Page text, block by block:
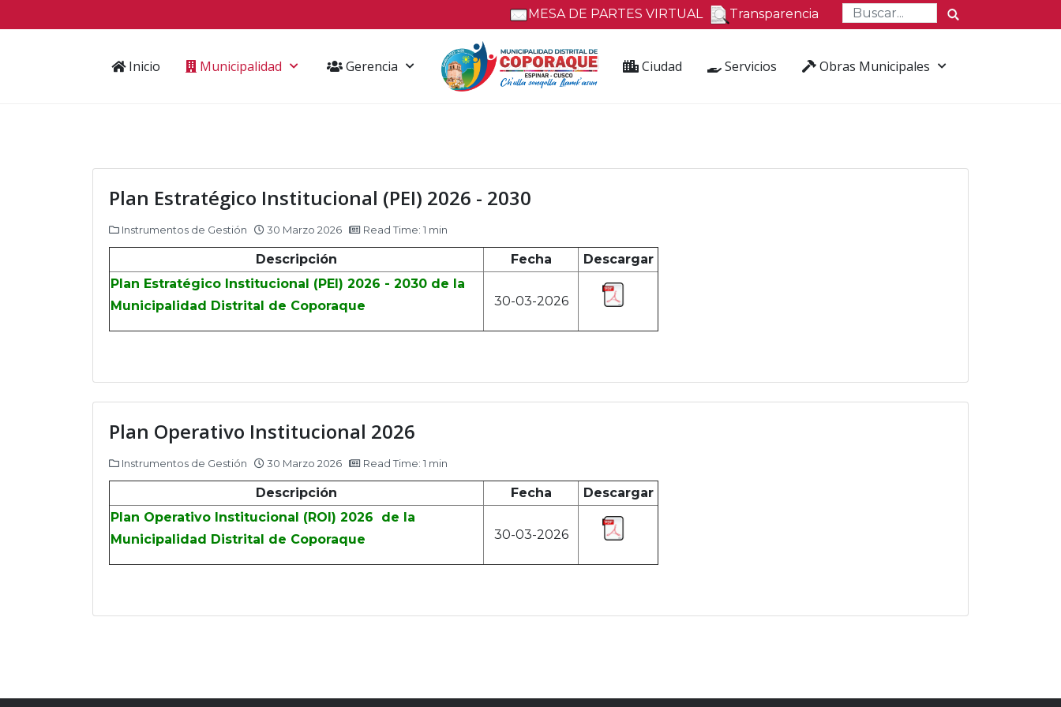
MESA DE PARTES VIRTUAL Transparencia
Inicio Municipalidad Gerencia Ciudad Servicios Obras Municipales
Plan Estratégico Institucional (PEI) 2026 - 2030
Instrumentos de Gestión 30 Marzo 2026 Read Time: 1 min
Descripción Fecha
Descargar
Plan Estratégico Institucional (PEI) 2026 - 2030 de la
Municipalidad Distrital de Coporaque
30-03-2026
Plan Operativo Institucional 2026
Instrumentos de Gestión 30 Marzo 2026 Read Time: 1 min
Descripción Fecha
Descargar
Plan Operativo Institucional (ROI) 2026 de la
Municipalidad Distrital de Coporaque
30-03-2026